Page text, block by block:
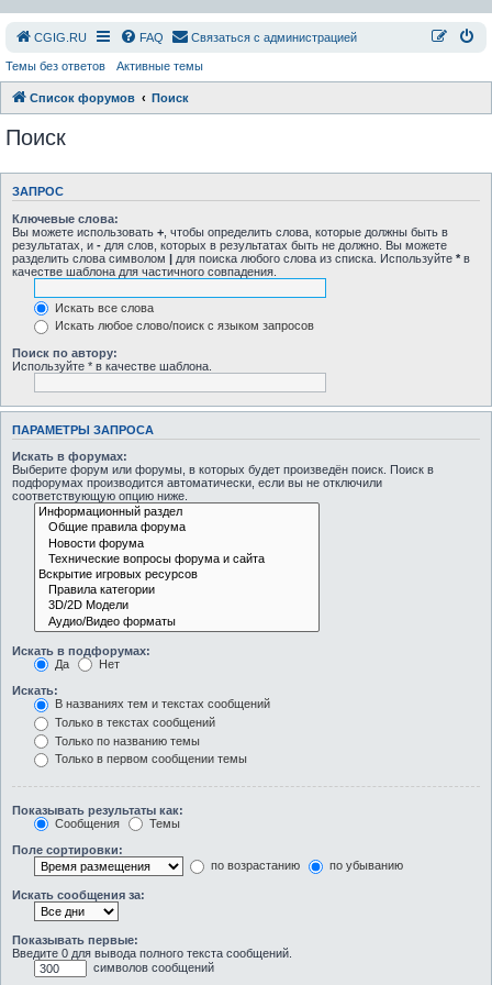
СGIG.RU FAQ Связаться с администрацией
Темы без ответов Активные темы
Список форумов Поиск
Поиск
ЗАПРОС
Ключевые слова:
Вы можете использовать + , чтобы определить слова, которые должны быть в
результатах, и - для слов, которых в результатах быть не должно. Вы можете
разделить слова символом | для поиска любого слова из списка. Используйте * в
качестве шаблона для частичного совпадения.
Искать все слова
Искать любое слово/поиск с языком запросов
Поиск по автору:
Используйте * в качестве шаблона.
ПАРАМЕТРЫ ЗАПРОСА
Искать в форумах:
Выберите форум или форумы, в которых будет произведён поиск. Поиск в
подфорумах производится автоматически, если вы не отключили
соответствующую опцию ниже.
Искать в подфорумах:
Да
Нет
Искать:
В названиях тем и текстах сообщений
Только в текстах сообщений
Только по названию темы
Только в первом сообщении темы
Показывать результаты как:
Сообщения
Темы
Поле сортировки:
по возрастанию
по убыванию
Искать сообщения за:
Показывать первые:
Введите 0 для вывода полного текста сообщений.
символов сообщений